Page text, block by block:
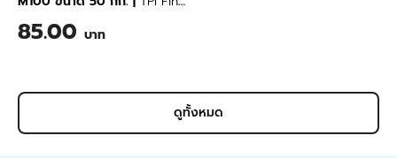
Plastering Mortar M100 50
kg
85.00 บาท
ดูทั้งหมด